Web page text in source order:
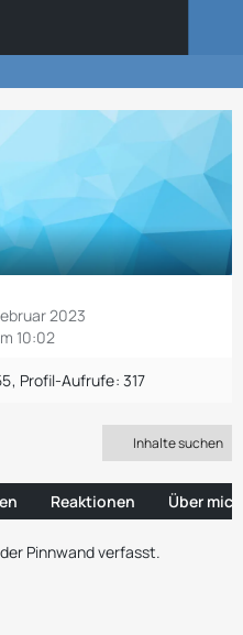
2023
10:02
Profil-Aufrufe 317
Inhalte suchen
Reaktionen Über mich
Pinnwand verfasst.